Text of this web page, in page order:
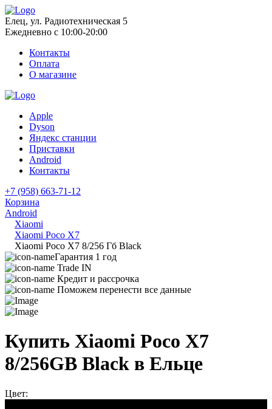
Елец, ул. Радиотехническая 5
Ежедневно с 10:00-20:00
Контакты
Оплата
О магазине
Apple
Dyson
Яндекс станции
Приставки
Android
Контакты
+7 (958) 663-71-12
Корзина
Android
Xiaomi
Xiaomi Poco X7
Xiaomi Poco X7 8/256 Гб Black
Гарантия 1 год
Trade IN
Кредит и рассрочка
Поможем перенести все данные
Купить Xiaomi Poco X7
8/256GB Black в Ельце
Цвет: